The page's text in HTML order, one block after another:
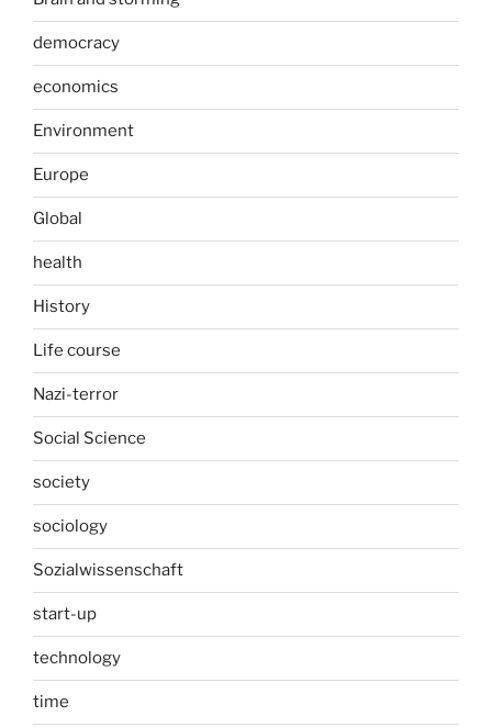
democracy
economics
Environment
Europe
Global
health
History
Life course
Nazi-terror
Social Science
society
sociology
Sozialwissenschaft
start-up
technology
time